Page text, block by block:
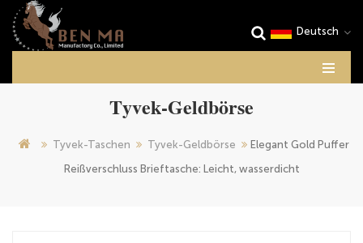
Deutsch
Tyvek-Geldbörse
Tyvek-Taschen Tyvek-Geldbörse
Elegant Gold Puffer
Reißverschluss Brieftasche: Leicht, wasserdicht